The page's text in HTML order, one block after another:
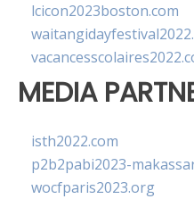
lcicon2023boston.com
MEDIA
isth2022.com
p2b2pabi2023-
wocfparis2023.org